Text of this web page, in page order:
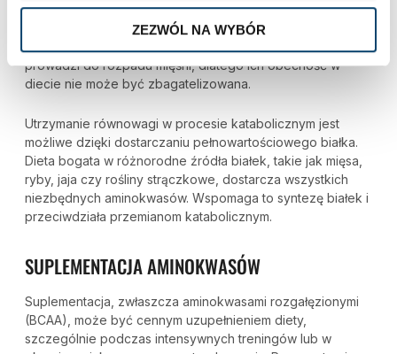
ZEZWÓL NA WYBÓR
jednostkami białek, a ich odpowiednia podaż jest
niezbędna do efektywnej regeneracji mięśni. Katabolizm
prowadzi do rozpadu mięśni, dlatego ich obecność w
diecie nie może być zbagatelizowana.
Utrzymanie równowagi w procesie katabolicznym jest
możliwe dzięki dostarczaniu pełnowartościowego białka.
Dieta bogata w różnorodne źródła białek, takie jak mięsa,
ryby, jaja czy rośliny strączkowe, dostarcza wszystkich
niezbędnych aminokwasów. Wspomaga to syntezę białek i
przeciwdziała przemianom katabolicznym.
SUPLEMENTACJA AMINOKWASÓW
Suplementacja, zwłaszcza aminokwasami rozgałęzionymi
(BCAA), może być cennym uzupełnieniem diety,
szczególnie podczas intensywnych treningów lub w